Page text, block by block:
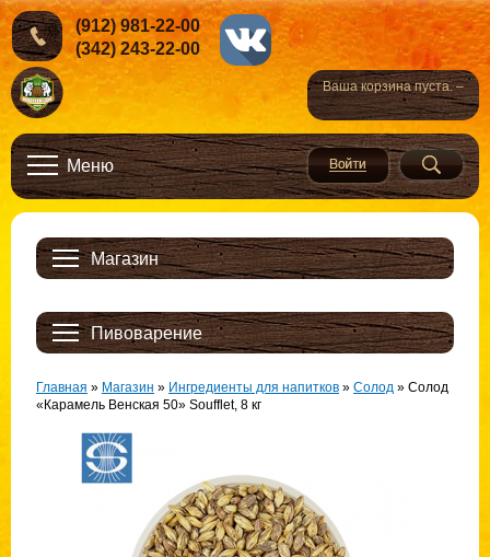
Ваша корзина пуста. –
(912) 981-22-00
(342) 243-22-00
Меню
Магазин
Пивоварение
Главная » Магазин » Ингредиенты для напитков » Солод » Солод
«Карамель Венская 50» Soufflet, 8 кг